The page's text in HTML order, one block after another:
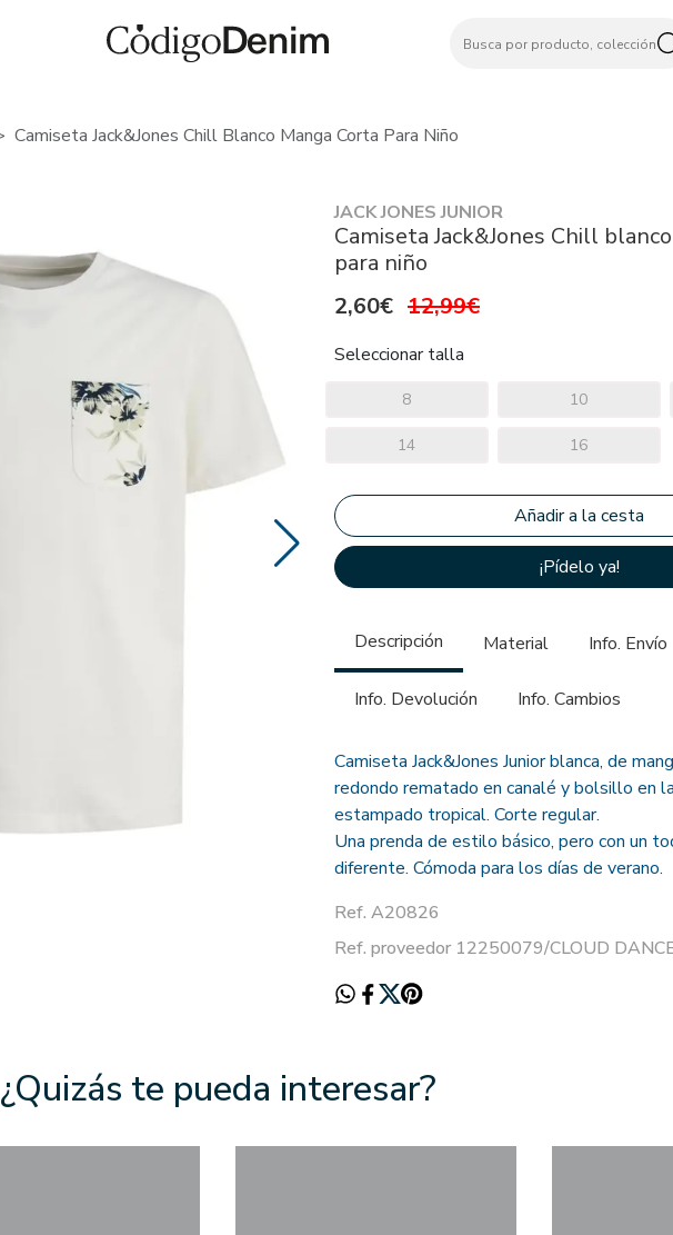
Camiseta Jack&Jones Chill Blanco Manga Corta Para Niño
JACK JONES JUNIOR
Camiseta Jack&Jones Chill
para niño
2,60€ 12,99€
Seleccionar talla
8 10
14 16
¡Pídelo ya!
Descripción Material Info. Envío
Info. Devolución Info. Cambios
Camiseta Jack&Jones Junior blanca, de
redondo rematado en canalé y bolsillo en
estampado tropical. Corte regular.
Una prenda de estilo básico, pero con un
diferente. Cómoda para los días de verano.
Ref. A20826
Ref. proveedor 12250079/CLOUD
¿Quizás te pueda interesar?